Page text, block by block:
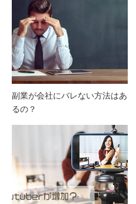
副業が会社にバレない方法はあ
るの？